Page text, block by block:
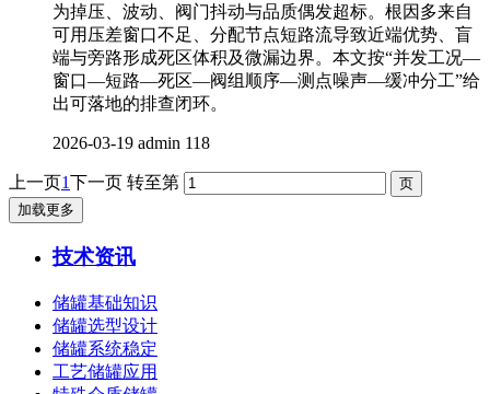
为掉压、波动、阀门抖动与品质偶发超标。根因多来自
可用压差窗口不足、分配节点短路流导致近端优势、盲
端与旁路形成死区体积及微漏边界。本文按“并发工况—
窗口—短路—死区—阀组顺序—测点噪声—缓冲分工”给
出可落地的排查闭环。
2026-03-19 admin 118
上一页1下一页 转至第
加载更多
技术资讯
储罐基础知识
储罐选型设计
储罐系统稳定
工艺储罐应用